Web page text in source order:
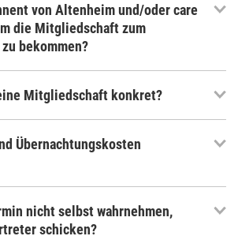
von Altenheim und/oder care
die Mitgliedschaft zum
bekommen?
Mitgliedschaft konkret?
Übernachtungskosten
nicht selbst wahrnehmen,
schicken?